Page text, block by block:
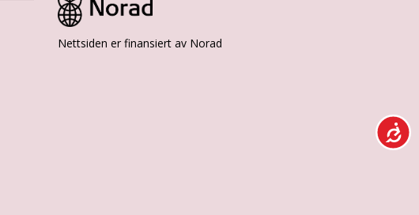
Nettsiden er finansiert av Norad